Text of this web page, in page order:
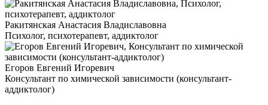
Ракитянская Анастасия Владиславовна
Психолог, психотерапевт, аддиктолог
Егоров Евгений Игоревич
Консультант по химической зависимости (консультант-
аддиктолог)